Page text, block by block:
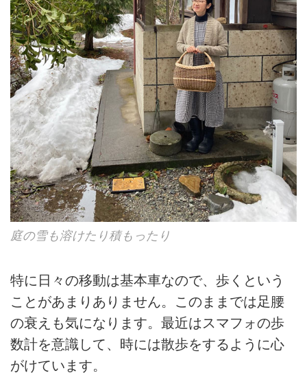
庭の雪も溶けたり積もったり
特に日々の移動は基本車なので、歩くという
ことがあまりありません。このままでは足腰
の衰えも気になります。最近はスマフォの歩
数計を意識して、時には散歩をするように心
がけています。